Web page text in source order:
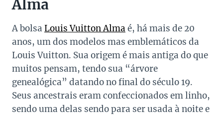
Alma
A bolsa Louis Vuitton Alma é, há mais de 20
anos, um dos modelos mas emblemáticos da
Louis Vuitton. Sua origem é mais antiga do que
muitos pensam, tendo sua “árvore
genealógica” datando no final do século 19.
Seus ancestrais eram confeccionados em linho,
sendo uma delas sendo para ser usada à noite e